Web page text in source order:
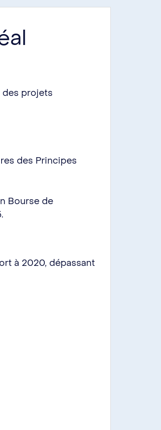
des projets
des Principes
Bourse de
à 2020, dépassant